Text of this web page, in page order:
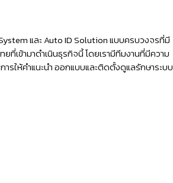
และ Auto ID Solution แบบครบวงจรที่มี
ที่เข้ามาดำเนินธุรกิจนี้ โดยเรามีทีมงานที่มีความ
รให้คำแนะนำ ออกแบบและติดตั้งดูแลรักษาระบบ